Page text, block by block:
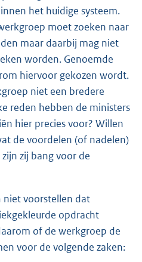
het huidige systeem.
moet zoeken naar
maar daarbij mag niet
worden. Genoemde
hiervoor gekozen wordt.
niet een bredere
reden hebben de ministers
hier precies voor? Willen
de voordelen (of nadelen)
zij bang voor de
niet voorstellen dat
opdracht
of de werkgroep de
voor de volgende zaken: